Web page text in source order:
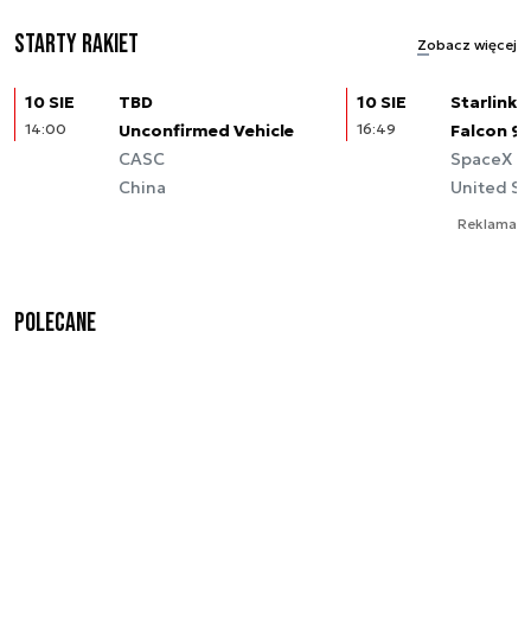
Starty rakiet Zobacz więcej
10 SIE
14:00
TBD
Unconfirmed Vehicle
CASC
China
10 SIE
16:49
Starlink
Falcon 9
SpaceX
United
Reklama
Polecane